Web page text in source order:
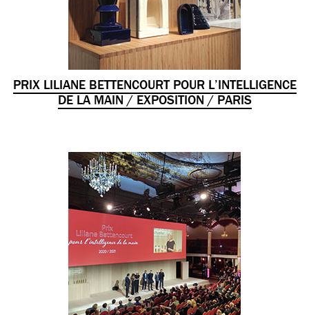
PRIX LILIANE BETTENCOURT POUR L’INTELLIGENCE
DE LA MAIN / EXPOSITION / PARIS